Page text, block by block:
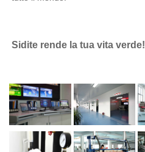
Sidite rende la tua vita verde!